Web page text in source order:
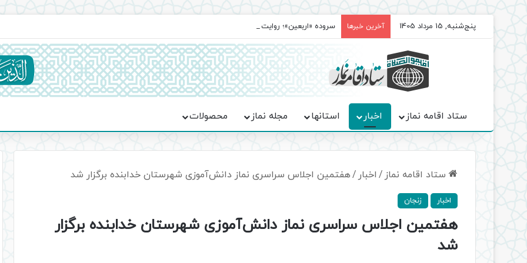
پنج‌شنبه, 15 مرداد 1405 آخرین خبرها سروده‌ «اربعین»؛ روایت حماسه، استقامت و تمدن‌سازی امت اسلامی
ستاد اقامه نماز اخبار استانها مجله نماز محصولات
ستاد اقامه نماز / اخبار /هفتمین اجلاس سراسری نماز دانش‌آموزی شهرستان خدابنده برگزار شد
اخبار زنجان
هفتمین اجلاس سراسری نماز دانش‌آموزی شهرستان خدابنده برگزار
شد